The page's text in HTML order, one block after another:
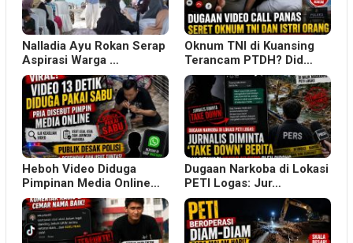
Nalladia Ayu Rokan Serap
Aspirasi Warga …
Oknum TNI di Kuansing
Terancam PTDH? Did…
Heboh Video Diduga
Pimpinan Media Online…
Dugaan Narkoba di Lokasi
PETI Logas: Jur…